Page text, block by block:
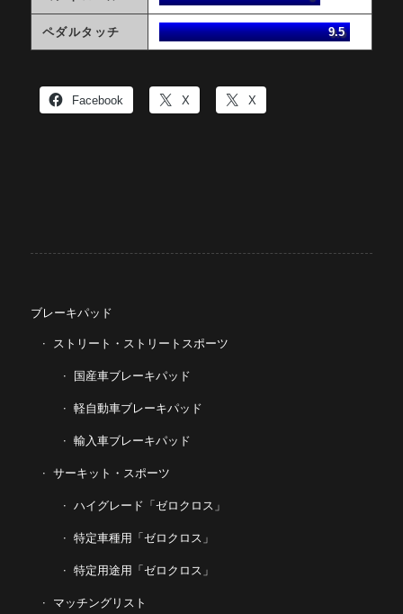
ペダルタッチ 9.5
Facebook X X
ブレーキパッド
ストリート・ストリートスポーツ
国産車ブレーキパッド
軽自動車ブレーキパッド
輸入車ブレーキパッド
サーキット・スポーツ
ハイグレード「ゼロクロス」
特定車種用「ゼロクロス」
特定用途用「ゼロクロス」
マッチングリスト